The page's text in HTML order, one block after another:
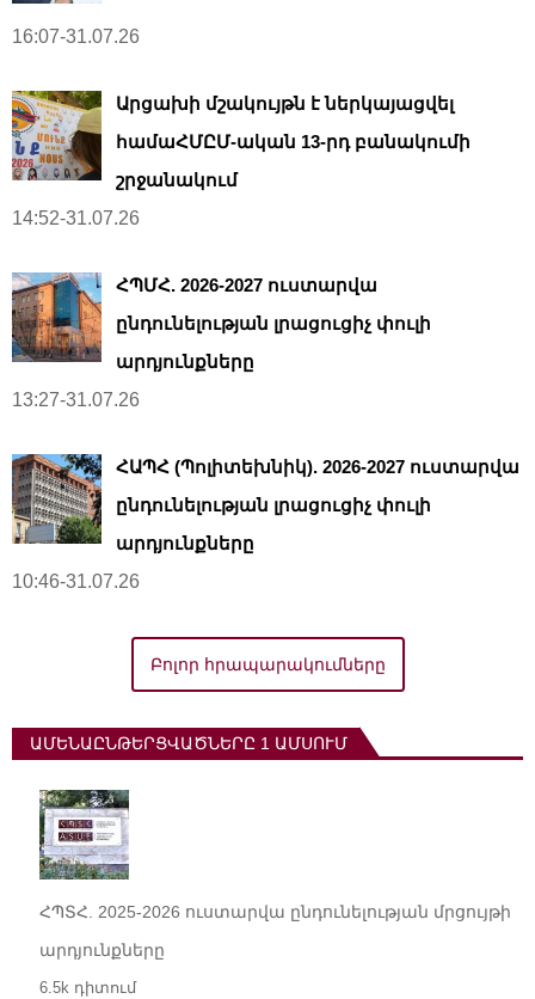
16:07-31.07.26
Արցախի մշակույթն է ներկայացվել
համաՀՄԸՄ-ական 13-րդ բանակումի
շրջանակում
14:52-31.07.26
ՀՊՄՀ. 2026-2027 ուստարվա
ընդունելության լրացուցիչ փուլի
արդյունքները
13:27-31.07.26
ՀԱՊՀ (Պոլիտեխնիկ). 2026-2027 ուստարվա
ընդունելության լրացուցիչ փուլի
արդյունքները
10:46-31.07.26
Բոլոր հրապարակումները
ԱՄԵՆԱԸՆԹԵՐՑՎԱԾՆԵՐԸ 1 ԱՄՍՈՒՄ
ՀՊՏՀ. 2025-2026 ուստարվա ընդունելության մրցույթի
արդյունքները
6.5k դիտում